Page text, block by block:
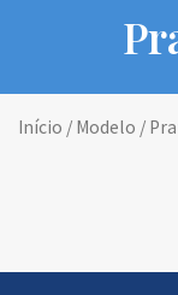
Início / Modelo /